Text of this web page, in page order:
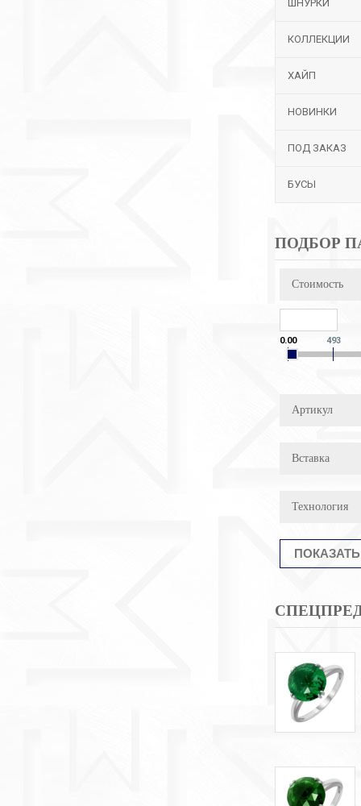
ШНУРКИ
КОЛЛЕКЦИИ
ХАЙП
НОВИНКИ
ПОД ЗАКАЗ
БУСЫ
ПОДБОР
Стоимость
0.00 493
Артикул
Вставка
Технология